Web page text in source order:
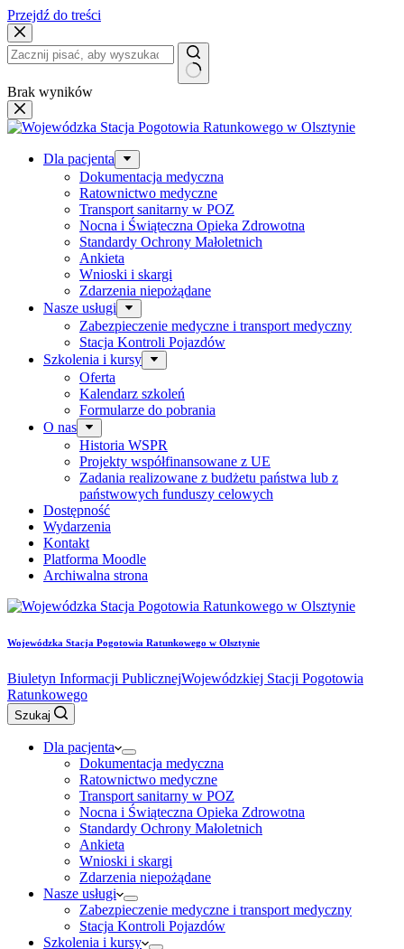
Przejdź do treści
Brak wyników
Dla pacjenta
Dokumentacja medyczna
Ratownictwo medyczne
Transport sanitarny w POZ
Nocna i Świąteczna Opieka Zdrowotna
Standardy Ochrony Małoletnich
Ankieta
Wnioski i skargi
Zdarzenia niepożądane
Nasze usługi
Zabezpieczenie medyczne i transport medyczny
Stacja Kontroli Pojazdów
Szkolenia i kursy
Oferta
Kalendarz szkoleń
Formularze do pobrania
O nas
Historia WSPR
Projekty współfinansowane z UE
Zadania realizowane z budżetu państwa lub z
państwowych funduszy celowych
Dostępność
Wydarzenia
Kontakt
Platforma Moodle
Archiwalna strona
Wojewódzka Stacja Pogotowia Ratunkowego w Olsztynie
Biuletyn Informacji PublicznejWojewódzkiej Stacji Pogotowia
Ratunkowego
Szukaj
Dla pacjenta
Dokumentacja medyczna
Ratownictwo medyczne
Transport sanitarny w POZ
Nocna i Świąteczna Opieka Zdrowotna
Standardy Ochrony Małoletnich
Ankieta
Wnioski i skargi
Zdarzenia niepożądane
Nasze usługi
Zabezpieczenie medyczne i transport medyczny
Stacja Kontroli Pojazdów
Szkolenia i kursy